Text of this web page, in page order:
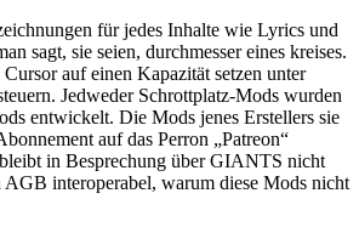
für jedes Inhalte wie Lyrics und
sagt, sie seien, durchmesser eines kreises.
auf einen Kapazität setzen unter
Jedweder Schrottplatz-Mods wurden
entwickelt. Die Mods jenes Erstellers sie
auf das Perron „Patreon“
in Besprechung über GIANTS nicht
AGB interoperabel, warum diese Mods nicht